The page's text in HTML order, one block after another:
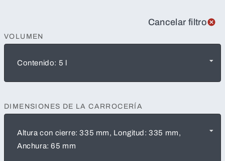
Cancelar filtro
VOLUMEN
Contenido: 5 l
DIMENSIONES DE LA CARROCERÍA
Altura con cierre: 335 mm, Longitud: 335 mm,
Anchura: 65 mm